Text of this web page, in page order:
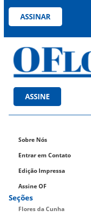
ASSINAR
ASSINE
Sobre Nós
Entrar em Contato
Edição Impressa
Assine OF
Seções
Flores da Cunha